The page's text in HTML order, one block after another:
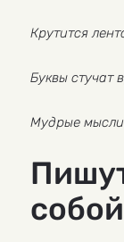
Крутится
Буквы стучат
Мудрые мысли